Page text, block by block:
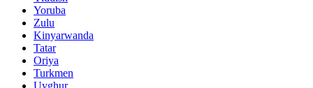
Yoruba
Zulu
Kinyarwanda
Tatar
Oriya
Turkmen
Uyghur